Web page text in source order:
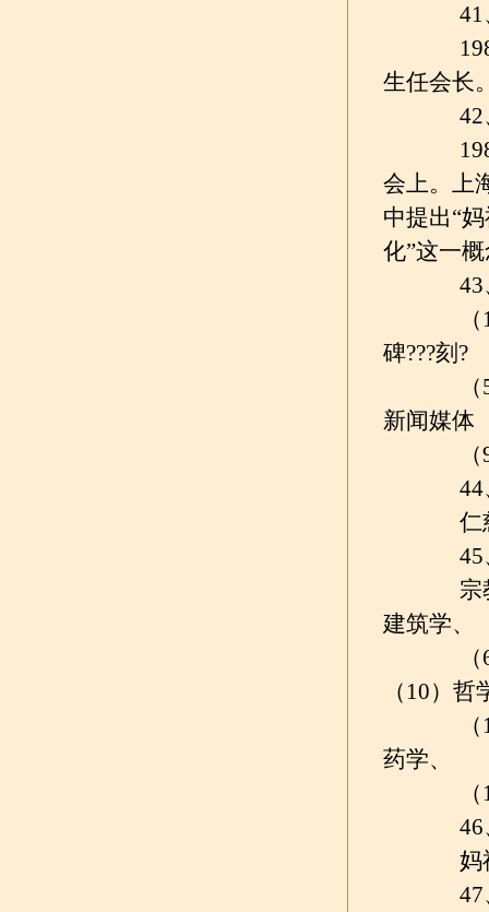
41、
1987
生任会长
42、
1987
会上。上
中提出“
化”这一
43、
（1
碑???刻?
（5
新闻媒体
（9
44、
仁慈
45、
宗教
建筑学、
（6
（10）哲
（11
药学、
（
46、
妈祖
47、